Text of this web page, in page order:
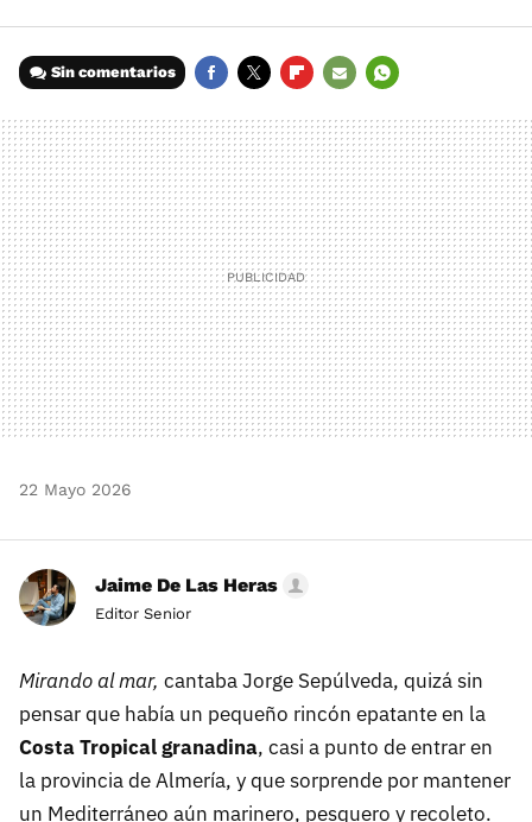
Sin comentarios
MAIL
22 Mayo 2026
Jaime De Las Heras
Editor Senior
Mirando al mar, cantaba Jorge Sepúlveda, quizá sin
pensar que había un pequeño rincón epatante en la
Costa Tropical granadina, casi a punto de entrar en
la provincia de Almería, y que sorprende por mantener
un Mediterráneo aún marinero, pesquero y recoleto.